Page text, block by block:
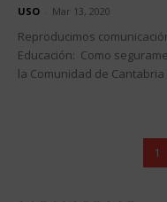
USO Mar 13, 2020
Reproducimos
Educación: Como
la Comunidad de
1